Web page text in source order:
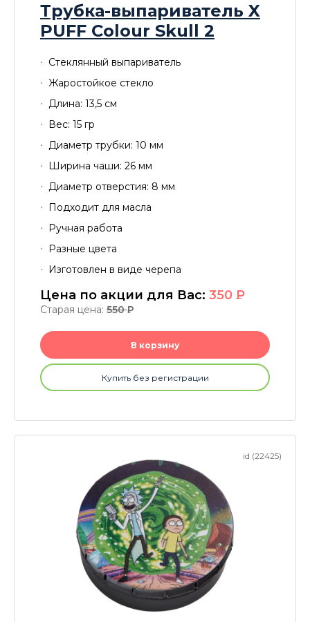
Трубка-выпариватель X
PUFF Colour Skull 2
Стеклянный выпариватель
Жаростойкое стекло
Длина: 13,5 см
Вес: 15 гр
Диаметр трубки: 10 мм
Ширина чаши: 26 мм
Диаметр отверстия: 8 мм
Подходит для масла
Ручная работа
Разные цвета
Изготовлен в виде черепа
Цена по акции для Вас: 350 P
Старая цена: 550P
В корзину
Купить без регистрации
id (22425)